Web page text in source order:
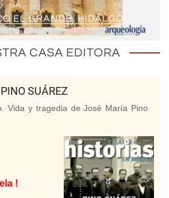
EL GRANDE, HIDALGO
CASA EDITORA
PINO SUÁREZ
Vida y tragedia de José María Pino
!